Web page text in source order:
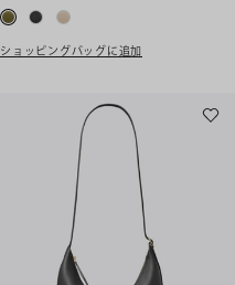
ショッピングバッグに追加